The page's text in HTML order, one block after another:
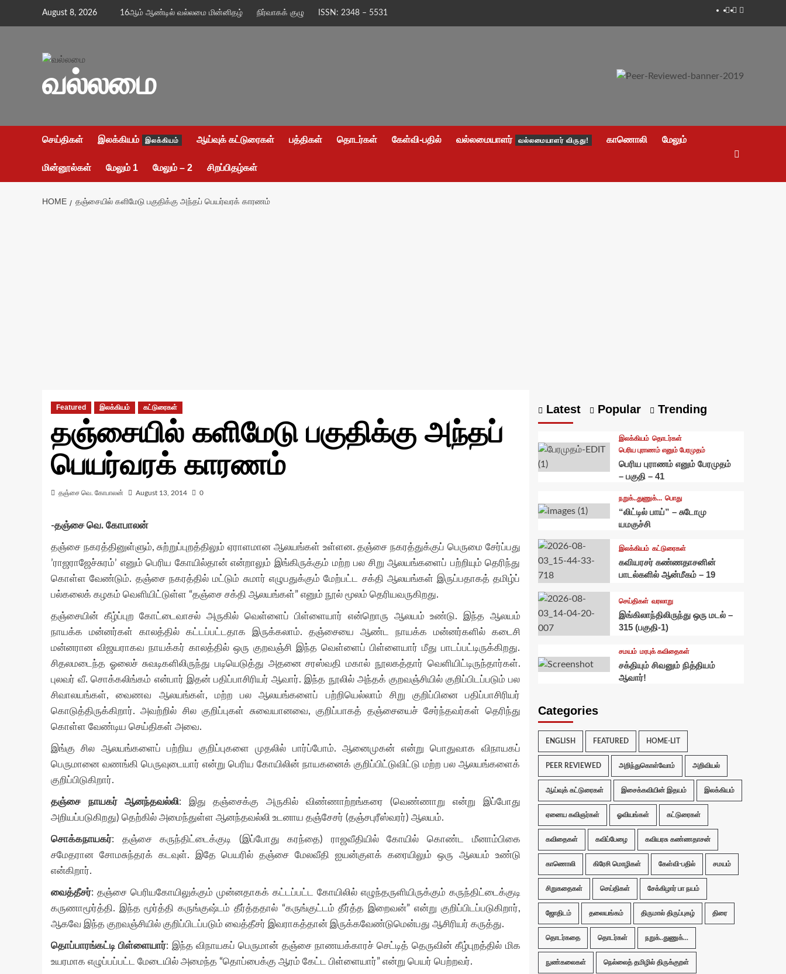
August 8, 2026 16ஆம் ஆண்டில் வல்லமை மின்னிதழ் நிர்வாகக் குழு ISSN: 2348 – 5531 Facebook
Twitter
Youtube
வல்லமை
செய்திகள் இலக்கியம் இலக்கியம் ஆய்வுக் கட்டுரைகள் பத்திகள் தொடர்கள் கேள்வி-பதில் வல்லமையாளர் வல்லமையாளர் விருது! காணொலி மேலும்
மின்னூல்கள் மேலும் 1 மேலும் – 2 சிறப்பிதழ்கள்
HOME தஞ்சையில் களிமேடு பகுதிக்கு அந்தப் பெயர்வரக் காரணம்
Featured இலக்கியம் கட்டுரைகள்
தஞ்சையில் களிமேடு பகுதிக்கு அந்தப்
பெயர்வரக் காரணம்
தஞ்சை வெ. கோபாலன் August 13, 2014 0
-தஞ்சை வெ. கோபாலன்
தஞ்சை நகரத்தினுள்ளும், சுற்றுப்புறத்திலும் ஏராளமான ஆலயங்கள் உள்ளன. தஞ்சை நகரத்துக்குப் பெருமை சேர்ப்பது
’ராஜராஜேச்சுரம்’ எனும் பெரிய கோயில்தான் என்றாலும் இங்கிருக்கும் மற்ற பல சிறு ஆலயங்களைப் பற்றியும் தெரிந்து
கொள்ள வேண்டும். தஞ்சை நகரத்தில் மட்டும் சுமார் எழுபதுக்கும் மேற்பட்ட சக்தி ஆலயங்கள் இருப்பதாகத் தமிழ்ப்
பல்கலைக் கழகம் வெளியிட்டுள்ள “தஞ்சை சக்தி ஆலயங்கள்” எனும் நூல் மூலம் தெரியவருகிறது.
தஞ்சையின் கீழ்ப்புற கோட்டைவாசல் அருகில் வெள்ளைப் பிள்ளையார் என்றொரு ஆலயம் உண்டு. இந்த ஆலயம்
நாயக்க மன்னர்கள் காலத்தில் கட்டப்பட்டதாக இருக்கலாம். தஞ்சையை ஆண்ட நாயக்க மன்னர்களில் கடைசி
மன்னரான விஜயராகவ நாயக்கர் காலத்தில் ஒரு குறவஞ்சி இந்த வெள்ளைப் பிள்ளையார் மீது பாடப்பட்டிருக்கிறது.
சிதலமடைந்த ஓலைச் சுவடிகளிலிருந்து படியெடுத்து அதனை சரஸ்வதி மகால் நூலகத்தார் வெளியிட்டிருந்தார்கள்.
புலவர் வீ. சொக்கலிங்கம் என்பார் இதன் பதிப்பாசிரியர் ஆவார். இந்த நூலில் அந்தக் குறவஞ்சியில் குறிப்பிடப்படும் பல
சிவாலயங்கள், வைணவ ஆலயங்கள், மற்ற பல ஆலயங்களைப் பற்றியெல்லாம் சிறு குறிப்பினை பதிப்பாசிரியர்
கொடுத்திருக்கிறார். அவற்றில் சில குறிப்புகள் சுவையானவை, குறிப்பாகத் தஞ்சையைச் சேர்ந்தவர்கள் தெரிந்து
கொள்ள வேண்டிய செய்திகள் அவை.
இங்கு சில ஆலயங்களைப் பற்றிய குறிப்புகளை முதலில் பார்ப்போம். ஆனைமுகன் என்று பொதுவாக விநாயகப்
பெருமானை வணங்கி பெருவுடையார் என்று பெரிய கோயிலின் நாயகனைக் குறிப்பிட்டுவிட்டு மற்ற பல ஆலயங்களைக்
குறிப்பிடுகிறார்.
தஞ்சை நாயகர் ஆனந்தவல்லி: இது தஞ்சைக்கு அருகில் விண்ணாற்றங்கரை (வெண்ணாறு என்று இப்போது
அறியப்படுகிறது) தெற்கில் அமைந்துள்ள ஆனந்தவல்லி உடனாய தஞ்சேசர் (தஞ்சபுரீஸ்வரர்) ஆலயம்.
சொக்கநாயகர்: தஞ்சை கருந்திட்டைக்குடி (இப்போது கரந்தை) ராஜவீதியில் கோயில் கொண்ட மீனாம்பிகை
சமேதரான சோமசுந்தரக் கடவுள். இதே பெயரில் தஞ்சை மேலவீதி ஐயன்குளக் கரையிலும் ஒரு ஆலயம் உண்டு
என்கிறார்.
வைத்தீசர்: தஞ்சை பெரியகோயிலுக்கும் முன்னதாகக் கட்டப்பட்ட கோயிலில் எழுந்தருளியிருக்கும் கருந்திட்டைக்குடி
கருணாமூர்த்தி. இந்த மூர்த்தி கருங்குஷ்டம் தீர்த்ததால் “கருங்குட்டம் தீர்த்த இறைவன்” என்று குறிப்பிடப்படுகிறார்,
ஆகவே இந்த குறவஞ்சியில் குறிப்பிடப்படும் வைத்தீசர் இவராகத்தான் இருக்கவேண்டுமென்பது ஆசிரியர் கருத்து.
தொப்பாரங்கட்டி பிள்ளையார்: இந்த விநாயகப் பெருமான் தஞ்சை நாணயக்காரச் செட்டித் தெருவின் கீழ்புறத்தில் மிக
உயரமாக எழுப்பப்பட்ட மேடையில் அமைந்த “தொப்பைக்கு ஆரம் கேட்ட பிள்ளையார்” என்று பெயர் பெற்றவர்.
Latest Popular Trending
இலக்கியம் தொடர்கள்
பெரிய புராணம் எனும் பேரமுதம்
பெரிய புராணம் எனும் பேரமுதம்
– பகுதி – 41
நறுக்..துணுக்... பொது
“லிட்டில் பாய்” – சுடோமு
யமகுச்சி
இலக்கியம் கட்டுரைகள்
கவியரசர் கண்ணதாசனின்
பாடல்களில் ஆன்மீகம் – 19
செய்திகள் வரலாறு
இங்கிலாந்திலிருந்து ஒரு மடல் –
315 (பகுதி-1)
சமயம் மரபுக் கவிதைகள்
சக்தியும் சிவனும் நித்தியம்
ஆவார்!
Categories
ENGLISH FEATURED HOME-LIT
PEER REVIEWED அறிந்துகொள்வோம் அறிவியல்
ஆய்வுக் கட்டுரைகள் இசைக்கவியின் இதயம் இலக்கியம்
ஏனைய கவிஞர்கள் ஓவியங்கள் கட்டுரைகள்
கவிதைகள் கவிப்பேழை கவியரசு கண்ணதாசன்
காணொலி கிரேசி மொழிகள் கேள்வி-பதில் சமயம்
சிறுகதைகள் செய்திகள் சேக்கிழார் பா நயம்
ஜோதிடம் தலையங்கம் திருமால் திருப்புகழ் திரை
தொடர்கதை தொடர்கள் நறுக்..துணுக்...
நுண்கலைகள் நெல்லைத் தமிழில் திருக்குறள்